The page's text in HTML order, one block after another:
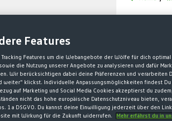
32,00 €*
* Preise inkl.
Größe nicht
Features
Features um die Webangebote der Wölfe für dich
die Nutzung unserer Angebote zu analysieren und dafür
Wir berücksichtigen dabei deine Präferenzen und verarbeiten
weiter" klickst. Individuelle Anpassungsmöglichkeiten findest Du
auf Marketing und Social Media Cookies akzeptierst du
nicht das hohe europäische Datenschutzniveau bieten,
1 a DSGVO. Du kannst deine Einwilligung jederzeit über den
mit Wirkung für die Zukunft widerrufen.
Mehr erfährst du in